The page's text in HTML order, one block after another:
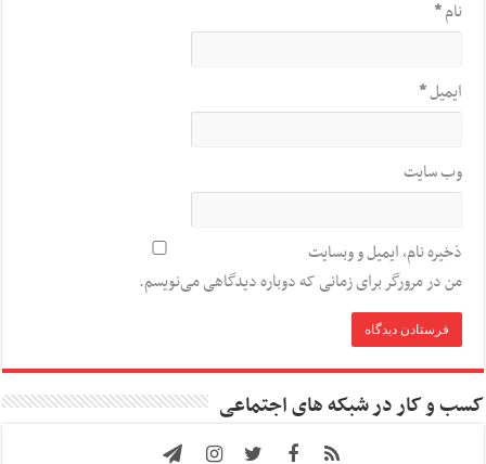
نام*
ایمیل*
وب‌ سایت
ذخیره نام، ایمیل و وبسایت
من در مرورگر برای زمانی که دوباره دیدگاهی می‌نویسم.
کسب و کار در شبکه های اجتماعی